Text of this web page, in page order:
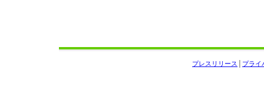
プライ
プレスリリース